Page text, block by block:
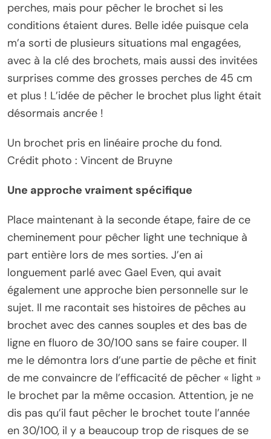
perches, mais pour pêcher le brochet si les
conditions étaient dures. Belle idée puisque cela
m’a sorti de plusieurs situations mal engagées,
avec à la clé des brochets, mais aussi des invitées
surprises comme des grosses perches de 45 cm
et plus ! L’idée de pêcher le brochet plus light était
désormais ancrée !
Un brochet pris en linéaire proche du fond.
Crédit photo : Vincent de Bruyne
Une approche vraiment spécifique
Place maintenant à la seconde étape, faire de ce
cheminement pour pêcher light une technique à
part entière lors de mes sorties. J’en ai
longuement parlé avec Gael Even, qui avait
également une approche bien personnelle sur le
sujet. Il me racontait ses histoires de pêches au
brochet avec des cannes souples et des bas de
ligne en fluoro de 30/100 sans se faire couper. Il
me le démontra lors d’une partie de pêche et finit
de me convaincre de l’efficacité de pêcher « light »
le brochet par la même occasion. Attention, je ne
dis pas qu’il faut pêcher le brochet toute l’année
en 30/100, il y a beaucoup trop de risques de se